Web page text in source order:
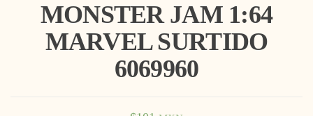
MONSTER JAM 1:64
MARVEL SURTIDO
6069960